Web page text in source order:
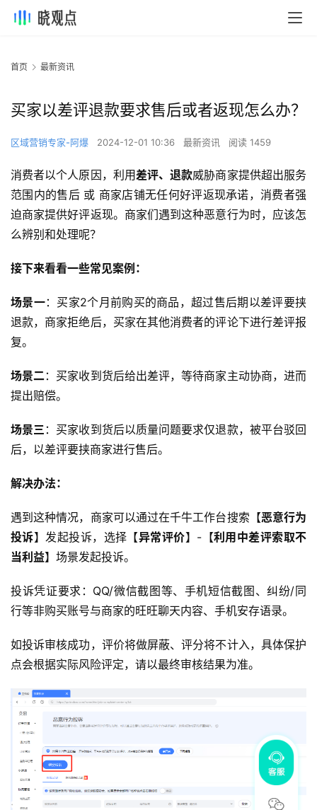
首页 最新资讯
买家以差评退款要求售后或者返现怎么办？
区域营销专家-阿爆 2024-12-01 10:36 最新资讯 阅读 1459
消费者以个人原因，利用差评、退款威胁商家提供超出服务
范围内的售后 或 商家店铺无任何好评返现承诺，消费者强
迫商家提供好评返现。商家们遇到这种恶意行为时，应该怎
么辨别和处理呢？
接下来看看一些常见案例：
场景一：买家2个月前购买的商品，超过售后期以差评要挟
退款，商家拒绝后，买家在其他消费者的评论下进行差评报
复。
场景二：买家收到货后给出差评，等待商家主动协商，进而
提出赔偿。
场景三 ：买家收到货后以质量问题要求仅退款，被平台驳回
后，以差评要挟商家进行售后。
解决办法：
遇到这种情况，商家可以通过在千牛工作台搜索【恶意行为
投诉】发起投诉，选择【异常评价】-【利用中差评索取不
当利益】场景发起投诉。
投诉凭证要求：QQ/微信截图等、手机短信截图、纠纷/同
行等非购买账号与商家的旺旺聊天内容、手机安存语录。
如投诉审核成功，评价将做屏蔽、评分将不计入，具体保护
点会根据实际风险评定，请以最终审核结果为准。